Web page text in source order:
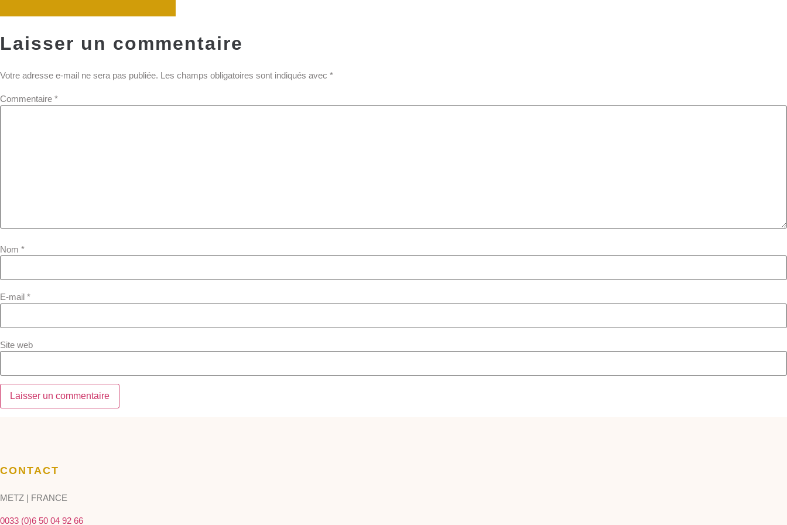
Laisser un commentaire
Votre adresse e-mail ne sera pas publiée. Les champs obligatoires sont indiqués avec *
Commentaire *
Nom *
E-mail *
Site web
CONTACT
METZ | FRANCE
0033 (0)6 50 04 92 66